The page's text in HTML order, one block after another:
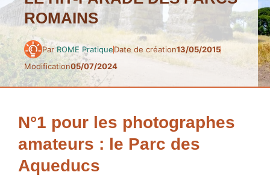
ROMAINS
ParROME PratiqueDate de création13/05/2015
Modification05/07/2024
N°1 pour les photographes
amateurs : le Parc des
Aqueducs